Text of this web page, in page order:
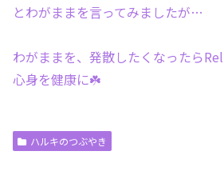
とわがままを言ってみましたが…
わがままを、発散したくなったら
心身を健康に☘️
ハルキのつぶやき